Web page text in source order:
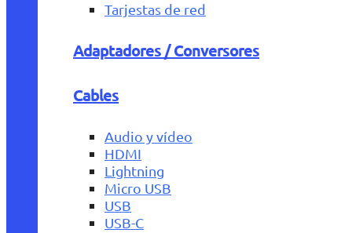
Tarjestas de red
Adaptadores / Conversores
Cables
Audio y vídeo
HDMI
Lightning
Micro USB
USB
USB-C